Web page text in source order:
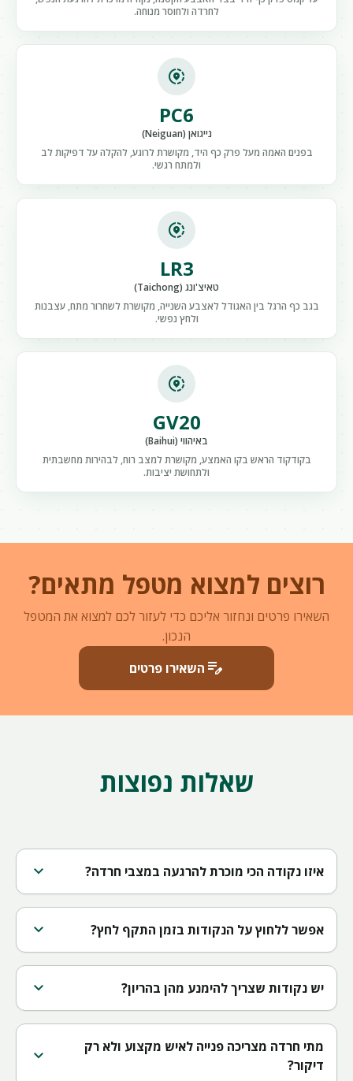
לחרדה ולחוסר מנוחה.
share_location
PC6
נייגואן (Neiguan)
בפנים האמה מעל פרק כף היד, מקושרת לרוגע, להקלה על דפיקות לב
ולמתח רגשי.
share_location
LR3
טאיצ'ונג (Taichong)
בגב כף הרגל בין האגודל לאצבע השנייה, מקושרת לשחרור מתח, עצבנות
ולחץ נפשי.
share_location
GV20
באיהווי (Baihui)
בקודקוד הראש בקו האמצע, מקושרת למצב רוח, לבהירות מחשבתית
ולתחושת יציבות.
רוצים למצוא מטפל מתאים?
השאירו פרטים ונחזור אליכם כדי לעזור לכם למצוא את המטפל
הנכון.
edit_note השאירו פרטים
שאלות נפוצות
איזו נקודה הכי מוכרת להרגעה במצבי חרדה? expand_more
אפשר ללחוץ על הנקודות בזמן התקף לחץ? expand_more
יש נקודות שצריך להימנע מהן בהריון? expand_more
מתי חרדה מצריכה פנייה לאיש מקצוע ולא רק
דיקור?
expand_more